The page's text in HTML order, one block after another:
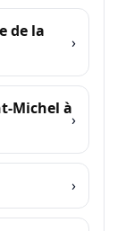
de la
Michel à